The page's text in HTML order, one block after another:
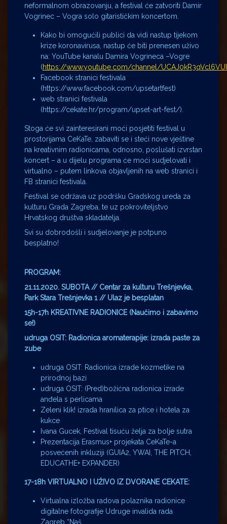
neformalnom obrazovanju, a festival će zatvoriti Damir
Vogrinec – Vogra solo gitarističkim koncertom.
Kako bi omogućili publici da vidi nastup tijekom
krize koronavirusa, nastup će biti prenesen uživo
na: YouTube kanalu Damira Vogrineca –Vogre
(https://www.youtube.com/channel/
Facebook stranici festivala
(https://www.facebook.com/upsetartfest)
web stranici festivala
(https://cekate.hr/program/upset-art-fest/).
Stoga će svi zainteresirani moći posjetiti festival u
prostorijama CeKaTe, zabaviti se i steći nove vještine
na kreativnim radionicama, odnosno, poslušati izvrstan
koncert – a u dijelu programa će moći sudjelovati i
virtualno – putem linkova objavljenih na web stranici i
FB stranici festivala.
Festival se održava uz podršku Gradskog ureda za
kulturu Grada Zagreba, te uz pokroviteljstvo
Hrvatskog društva skladatelja.
Svi su dobrodošli i sudjelovanje je potpuno
besplatno!
PROGRAM:
21.11.2020. SUBOTA // Centar za kulturu Trešnjevka,
Park Stara Trešnjevka 1 // Ulaz je besplatan
15h-17h KREATIVNE RADIONICE (Naučimo i zabavimo
se!)
udruga OSIT: Radionica aromaterapije: izrada paste za
zube
udruga OSIT: Radionica izrade kozmetike na
prirodnoj bazi
udruga OSIT: (Pred)božićna radionica izrade
anđela s perlicama
Zeleni klik! izrada hranilica za ptice i hotela za
kukce
Ivana Gucek, Festival tisuću želja za bolje sutra
Prezentacija Erasmus+ projekata CeKaTe-a
posvećenih inkluziji (GUIA2, YWAI, THE PITCH,
EDUCATHE+ EXPANDER)
17-18h VIRTUALNO I UŽIVO IZ DVORANE CEKATE:
Virtualna izložba radova polaznika radionice
digitalne fotografije Udruge invalida rada
Zagreb “Naš